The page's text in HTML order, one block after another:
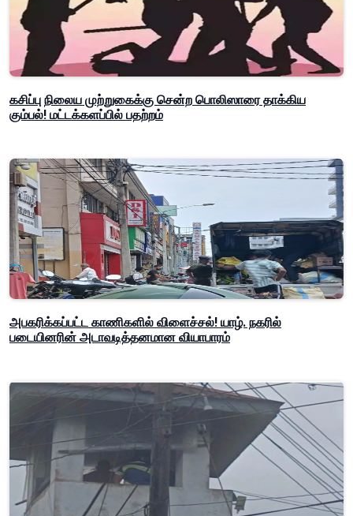
கசிப்பு நிலைய முற்றுகைக்கு சென்ற பொலிஸாரை தாக்கிய
கும்பல்! மட்டக்களப்பில் பதற்றம்
அபகரிக்கப்பட்ட காணிகளில் விளைச்சல்! யாழ். நகரில்
படையினரின் அடாவடித்தனமான வியாபாரம்